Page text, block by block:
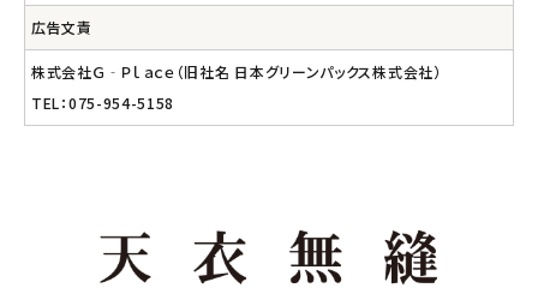
広告文責
株式会社Ｇ‐Ｐｌａｃｅ（旧社名 日本グリーンパックス株式会社）
TEL：075-954-5158